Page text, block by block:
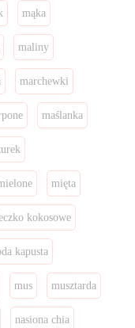
mąka
maliny
marchewki
maślanka
mięta
kokosowe
kapusta
mus musztarda
nasiona chia